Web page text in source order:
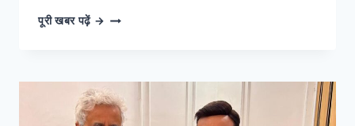
IndiaPrimeTV Hindi
पूरी खबर पढ़ें → लाइव
की
ताजा
खबरें,